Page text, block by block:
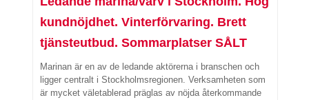
kundnöjdhet. Vinterförvaring. Brett
tjänsteutbud. Sommarplatser SÅLT
Marinan är en av de ledande aktörerna i branschen och
ligger centralt i Stockholmsregionen. Verksamheten som
är mycket väletablerad präglas av nöjda återkommande